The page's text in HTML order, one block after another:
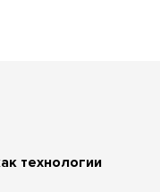
технологии